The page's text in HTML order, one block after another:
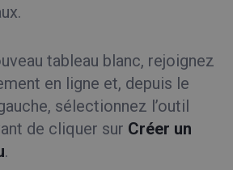
tableau blanc, rejoignez
en ligne et, depuis le
sélectionnez l’outil
de cliquer sur Créer un
.